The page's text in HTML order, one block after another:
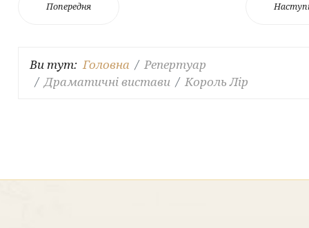
Попередня
Ви тут:Головна
Репертуар
Драматичні вистави
Король Лір